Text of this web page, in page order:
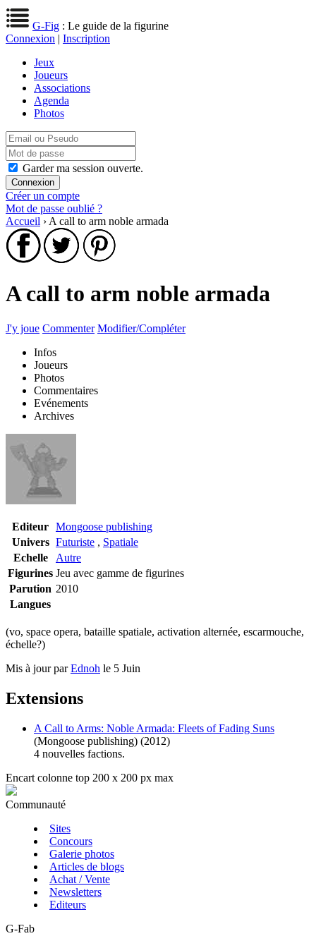
G-Fig : Le guide de la figurine
Connexion | Inscription
Jeux
Joueurs
Associations
Agenda
Photos
Garder ma session ouverte.
Créer un compte
Mot de passe oublié ?
Accueil › A call to arm noble armada
A call to arm noble armada
J'y joue Commenter Modifier/Compléter
Infos
Joueurs
Photos
Commentaires
Evénements
Archives
Editeur Mongoose publishing
Univers Futuriste , Spatiale
Echelle
Autre
Figurines Jeu avec gamme de figurines
Parution 2010
Langues
(vo, space opera, bataille spatiale, activation alternée, escarmouche,
échelle?)
Mis à jour parEdnoh le 5 Juin
Extensions
A Call to Arms: Noble Armada: Fleets of Fading Suns
(Mongoose publishing) (2012)
4 nouvelles factions.
Encart colonne top 200 x 200 px max
Communauté
Sites
Concours
Galerie photos
Articles de blogs
Achat / Vente
Newsletters
Editeurs
G-Fab